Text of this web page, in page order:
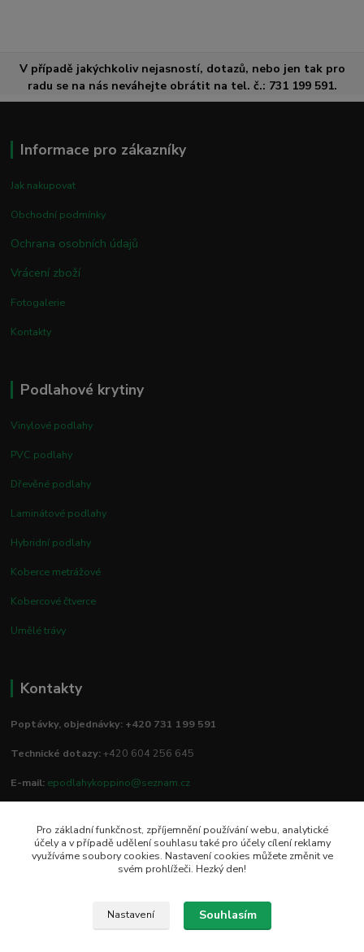
V případě jakýchkoliv nejasností, dotazů, nebo jen tak pro
radu se na nás neváhejte obrátit na tel. č.: 731 199 591.
Informace pro zákazníky
Jak nakupovat
Obchodní podmínky
Ochrana osobních údajů
Vrácení zboží
Fotogalerie
Kontakty
Podlahové krytiny
Vinylové podlahy
PVC podlahy
Dřevěné podlahy
Laminátové podlahy
Hybridní podlahy
Koberce metrážové
Kobercové čtverce
Umělé trávy
Kontakty
Poptávky, objednávky: +420 731 199 591
Technické dotazy:+420 604 256 645
E-mail: epodlahykoppino@seznam.cz
Prodejna/vzorkovna:
Studio Podlah
Mírové náměstí 16/15
Pro základní funkčnost, zpříjemnění používání webu, analytické
účely a v případě udělení souhlasu také pro účely cílení reklamy
využíváme soubory cookies. Nastavení cookies můžete změnit ve
svém prohlížeči. Hezký den!
Nastavení Souhlasím